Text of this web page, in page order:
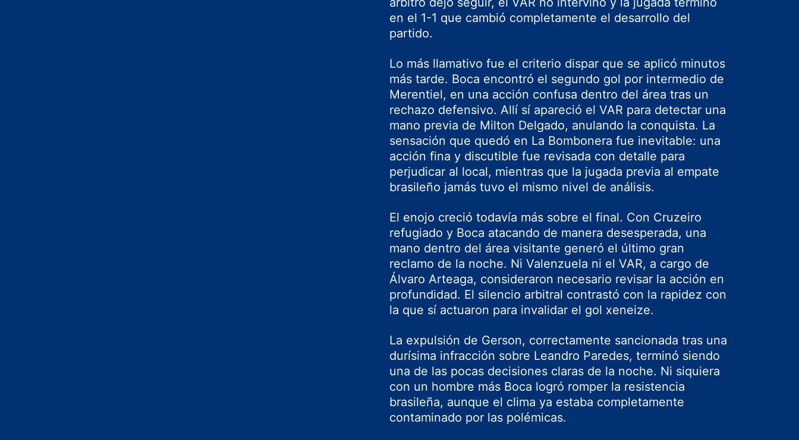
en el 1-1 que cambió completamente el desarrollo del
partido.
Lo más llamativo fue el criterio dispar que se aplicó minutos
más tarde. Boca encontró el segundo gol por intermedio de
Merentiel, en una acción confusa dentro del área tras un
rechazo defensivo. Allí sí apareció el VAR para detectar una
mano previa de Milton Delgado, anulando la conquista. La
sensación que quedó en La Bombonera fue inevitable: una
acción fina y discutible fue revisada con detalle para
perjudicar al local, mientras que la jugada previa al empate
brasileño jamás tuvo el mismo nivel de análisis.
El enojo creció todavía más sobre el final. Con Cruzeiro
refugiado y Boca atacando de manera desesperada, una
mano dentro del área visitante generó el último gran
reclamo de la noche. Ni Valenzuela ni el VAR, a cargo de
Álvaro Arteaga, consideraron necesario revisar la acción en
profundidad. El silencio arbitral contrastó con la rapidez con
la que sí actuaron para invalidar el gol xeneize.
La expulsión de Gerson, correctamente sancionada tras una
durísima infracción sobre Leandro Paredes, terminó siendo
una de las pocas decisiones claras de la noche. Ni siquiera
con un hombre más Boca logró romper la resistencia
brasileña, aunque el clima ya estaba completamente
contaminado por las polémicas.